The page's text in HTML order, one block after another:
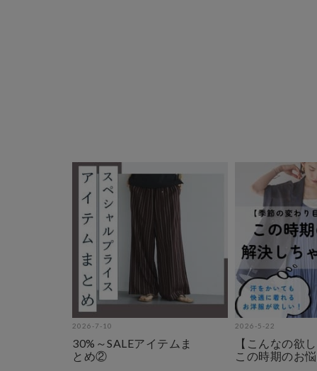
2026-7-10
30%～SALEアイテムま
とめ②
2026-5-22
【こんなの欲
この時期のお